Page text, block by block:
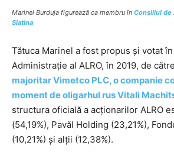
Marinel Burduja figurează ca membru în Consiliul de
Slatina
Tătuca Marinel a fost propus și votat
Administrație al ALRO, în 2019, de către
majoritar Vimetco PLC, o companie
moment de oligarhul rus Vitali
structura oficială a acționarilor ALRO
(54,19%), Pavăl Holding (23,21%),
(10,21%) și alții (12,38%).